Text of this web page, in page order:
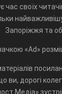
час своїх
Запоріжжя та
«Ad»
ви, дорогі